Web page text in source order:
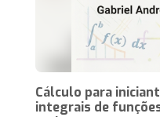
Cálculo para
integrais de